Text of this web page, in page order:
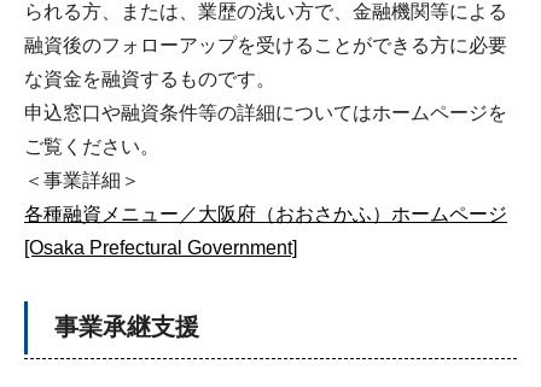
られる方、または、業歴の浅い方で、金融機関等による
融資後のフォローアップを受けることができる方に必要
な資金を融資するものです。
申込窓口や融資条件等の詳細についてはホームページを
ご覧ください。
＜事業詳細＞
各種融資メニュー／大阪府（おおさかふ）ホームページ
[Osaka Prefectural Government]
事業承継支援